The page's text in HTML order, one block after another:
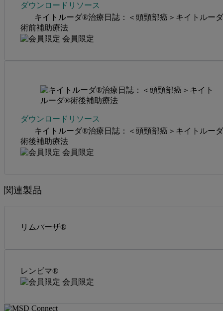
ダウンロードリソース
キイトルーダ®治療日誌：＜頭頸部癌＞キイトルー
術前補助療法
会員限定
ダウンロードリソース
キイトルーダ®治療日誌：＜頭頸部癌＞キイトルー
術後補助療法
会員限定
関連製品
リムパーザ®
レンビマ®
会員限定